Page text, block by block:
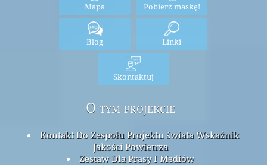
Mapa Pobierz maskę!
Blog Linki
Skontaktuj
O tym projekcie
Kontakt Do Zespołu Projektu świata Wskaźnik
Jakości Powietrza
Zestaw Dla Prasy I Mediów